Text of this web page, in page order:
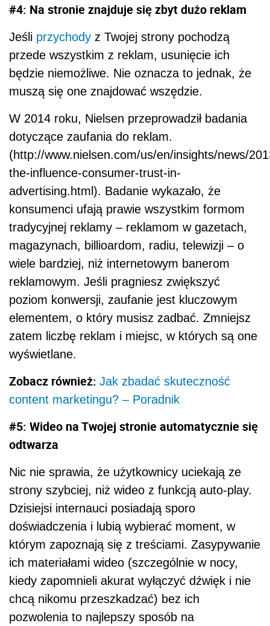
#4: Na stronie znajduje się zbyt dużo reklam
Jeśli przychody z Twojej strony pochodzą
przede wszystkim z reklam, usunięcie ich
będzie niemożliwe. Nie oznacza to jednak, że
muszą się one znajdować wszędzie.
W 2014 roku, Nielsen przeprowadził badania
dotyczące zaufania do reklam.
(http://www.nielsen.com/us/en/insights/news/
the-influence-consumer-trust-in-
advertising.html). Badanie wykazało, że
konsumenci ufają prawie wszystkim formom
tradycyjnej reklamy ‒ reklamom w gazetach,
magazynach, billioardom, radiu, telewizji ‒ o
wiele bardziej, niż internetowym banerom
reklamowym. Jeśli pragniesz zwiększyć
poziom konwersji, zaufanie jest kluczowym
elementem, o który musisz zadbać. Zmniejsz
zatem liczbę reklam i miejsc, w których są one
wyświetlane.
Zobacz również: Jak zbadać skuteczność
content marketingu? – Poradnik
#5: Wideo na Twojej stronie automatycznie się
odtwarza
Nic nie sprawia, że użytkownicy uciekają ze
strony szybciej, niż wideo z funkcją auto-play.
Dzisiejsi internauci posiadają sporo
doświadczenia i lubią wybierać moment, w
którym zapoznają się z treściami. Zasypywanie
ich materiałami wideo (szczególnie w nocy,
kiedy zapomnieli akurat wyłączyć dźwięk i nie
chcą nikomu przeszkadzać) bez ich
pozwolenia to najlepszy sposób na